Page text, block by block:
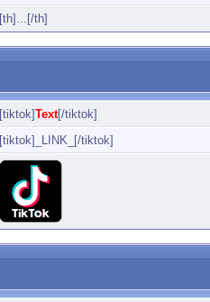
[th]...[/th]
[tiktok]Text[/tiktok]
[tiktok]_LINK_[/tiktok]